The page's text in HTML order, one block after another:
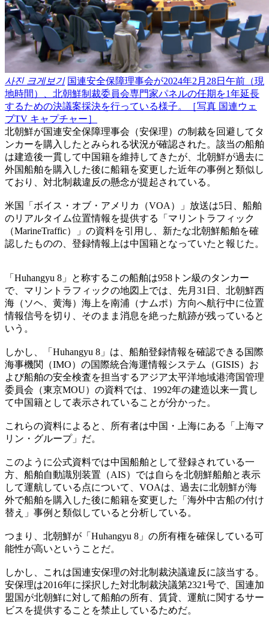
사진 크게보기 国連安全保障理事会が2024年2月28日午前（現
地時間）、北朝鮮制裁委員会専門家パネルの任期を1年延長
するための決議案採決を行っている様子。［写真 国連ウェ
ブTV キャプチャー］
北朝鮮が国連安全保障理事会（安保理）の制裁を回避してタ
ンカーを購入したとみられる状況が確認された。該当の船舶
は建造後一貫して中国籍を維持してきたが、北朝鮮が過去に
外国船舶を購入した後に船籍を変更した近年の事例と類似し
ており、対北制裁違反の懸念が提起されている。
米国「ボイス・オブ・アメリカ（VOA）」放送は5日、船舶
のリアルタイム位置情報を提供する「マリントラフィック
（MarineTraffic）」の資料を引用し、新たな北朝鮮船舶を確
認したものの、登録情報上は中国籍となっていたと報じた。
「Huhangyu 8」と称するこの船舶は958トン級のタンカー
で、マリントラフィックの地図上では、先月31日、北朝鮮西
海（ソヘ、黄海）海上を南浦（ナムポ）方向へ航行中に位置
情報信号を切り、そのまま消息を絶った航跡が残っていると
いう。
しかし、「Huhangyu 8」は、船舶登録情報を確認できる国際
海事機関（IMO）の国際統合海運情報システム（GISIS）お
よび船舶の安全検査を担当するアジア太平洋地域港湾国管理
委員会（東京MOU）の資料では、1992年の建造以来一貫し
て中国籍として表示されていることが分かった。
これらの資料によると、所有者は中国・上海にある「上海マ
リン・グループ」だ。
このように公式資料では中国船舶として登録されている一
方、船舶自動識別装置（AIS）では自らを北朝鮮船舶と表示
して運航している点について、VOAは、過去に北朝鮮が海
外で船舶を購入した後に船籍を変更した「海外中古船の付け
替え」事例と類似していると分析している。
つまり、北朝鮮が「Huhangyu 8」の所有権を確保している可
能性が高いということだ。
しかし、これは国連安保理の対北制裁決議違反に該当する。
安保理は2016年に採択した対北制裁決議第2321号で、国連加
盟国が北朝鮮に対して船舶の所有、賃貸、運航に関するサー
ビスを提供することを禁止しているためだ。